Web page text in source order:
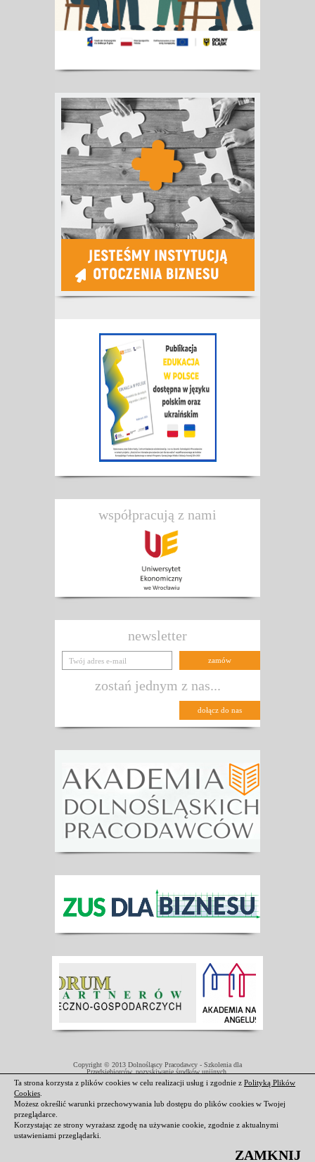
współpracują z nami
newsletter
zostań jednym z nas...
Copyright © 2013 Dolnośląscy Pracodawcy - Szkolenia dla
Przedsiębiorców, pozyskiwanie środków unijnych.
Projekt współfinansowany przez Unię Europejską w ramach Europejskiego
Funduszu Społecznego.
Ta strona korzysta z plików cookies w celu realizacji usług i zgodnie z Polityką Plików
Cookies
Możesz określić warunki przechowywania lub dostępu do plików cookies w Twojej
przeglądarce.
Korzystając ze strony wyrażasz zgodę na używanie cookie, zgodnie z aktualnymi
ustawieniami przeglądarki.
ZAMKNIJ